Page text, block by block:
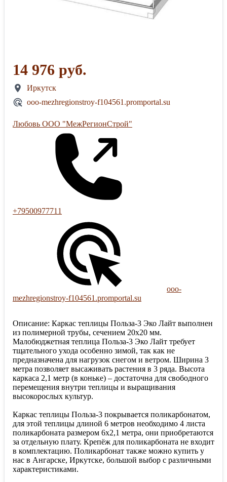
14 976 руб.
Иркутск
ooo-mezhregionstroy-f104561.promportal.su
Любовь ООО "МежРегионСтрой"
+79500977711
ooo-
mezhregionstroy-f104561.promportal.su
Описание: Каркас теплицы Польза-3 Эко Лайт выполнен
из полимерной трубы, сечением 20х20 мм.
Малобюджетная теплица Польза-3 Эко Лайт требует
тщательного ухода особенно зимой, так как не
предназначена для нагрузок снегом и ветром. Ширина 3
метра позволяет высаживать растения в 3 ряда. Высота
каркаса 2,1 метр (в коньке) – достаточна для свободного
перемещения внутри теплицы и выращивания
высокорослых культур.
Каркас теплицы Польза-3 покрывается поликарбонатом,
для этой теплицы длиной 6 метров необходимо 4 листа
поликарбоната размером 6х2,1 метра, они приобретаются
за отдельную плату. Крепёж для поликарбоната не входит
в комплектацию. Поликарбонат также можно купить у
нас в Ангарске, Иркутске, большой выбор с различными
характеристиками.